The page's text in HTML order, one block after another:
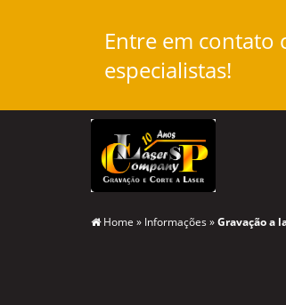
Entre em contato
especialistas!
Home » Informações »Gravação a